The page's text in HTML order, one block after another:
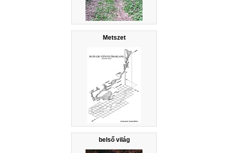
Metszet
belső világ